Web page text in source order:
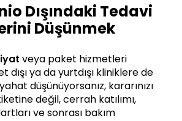
Dışındaki Tedavi
Düşünmek
veya paket hizmetleri
dışı ya da yurtdışı kliniklere de
düşünüyorsanız, kararınızı
değil, cerrah katılımı,
ve sonrası bakım